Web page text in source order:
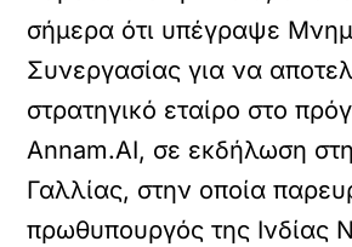
σήμερα ότι υπέγραψε
Συνεργασίας για να
στρατηγικό εταίρο στο
Annam.AI, σε εκδήλωση
Γαλλίας, στην οποία
πρωθυπουργός της Ινδίας